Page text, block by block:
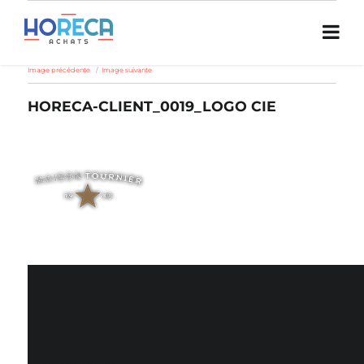
Image précédente Image suivante
HORECA-CLIENT_0019_LOGO CIE